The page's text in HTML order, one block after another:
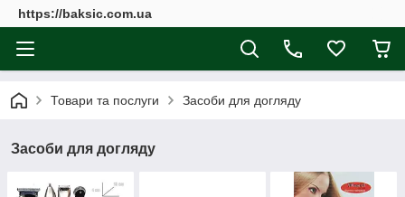
https://baksic.com.ua
Товари та послуги Засоби для догляду
Засоби для догляду